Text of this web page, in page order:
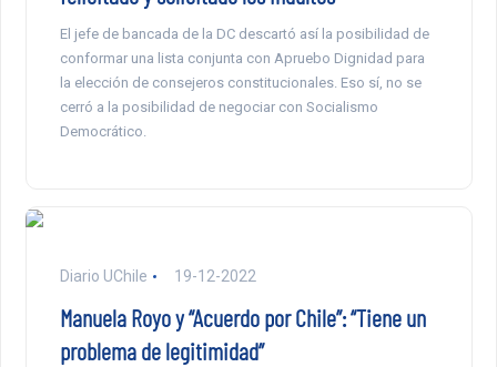
El jefe de bancada de la DC descartó así la posibilidad de
conformar una lista conjunta con Apruebo Dignidad para
la elección de consejeros constitucionales. Eso sí, no se
cerró a la posibilidad de negociar con Socialismo
Democrático.
Diario UChile 19-12-2022
Manuela Royo y “Acuerdo por Chile”: “Tiene un
problema de legitimidad”